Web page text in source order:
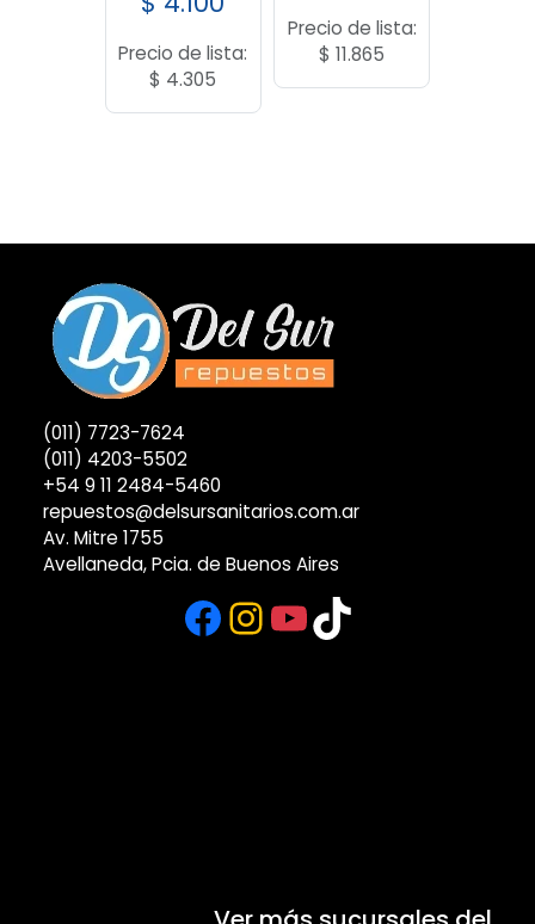
Precio de lista:
$ 4.305
Precio de lista:
$ 11.865
(011) 7723-7624
(011) 4203-5502
+54 9 11 2484-5460
repuestos@delsursanitarios.com.ar
Av. Mitre 1755
Avellaneda, Pcia. de Buenos Aires
Facebook
Instagram
YouTube
TikTok